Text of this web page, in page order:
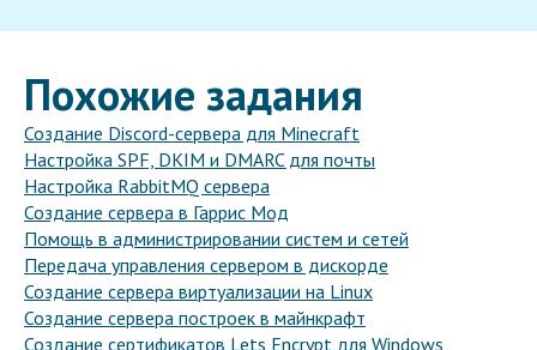
Похожие задания
Создание Discord-сервера для Minecraft
Настройка SPF, DKIM и DMARC для почты
Настройка RabbitMQ сервера
Создание сервера в Гаррис Мод
Помощь в администрировании систем и сетей
Передача управления сервером в дискорде
Создание сервера виртуализации на Linux
Создание сервера построек в майнкрафт
Создание сертификатов Lets Encrypt для Windows